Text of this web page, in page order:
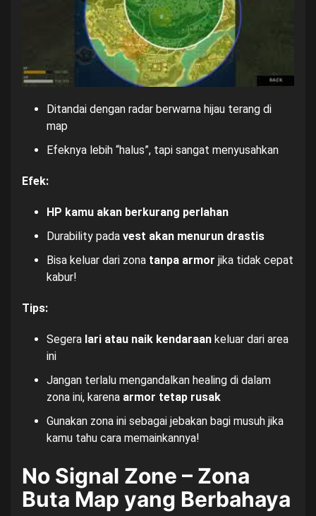
Ditandai dengan radar berwarna hijau terang di
map
Efeknya lebih “halus”, tapi sangat menyusahkan
Efek:
HP kamu akan berkurang perlahan
Durability pada vest akan menurun drastis
Bisa keluar dari zona tanpa armor jika tidak cepat
kabur!
Tips:
Segera lari atau naik kendaraan keluar dari area
ini
Jangan terlalu mengandalkan healing di dalam
zona ini, karena armor tetap rusak
Gunakan zona ini sebagai jebakan bagi musuh jika
kamu tahu cara memainkannya!
No Signal Zone – Zona
Buta Map yang Berbahaya